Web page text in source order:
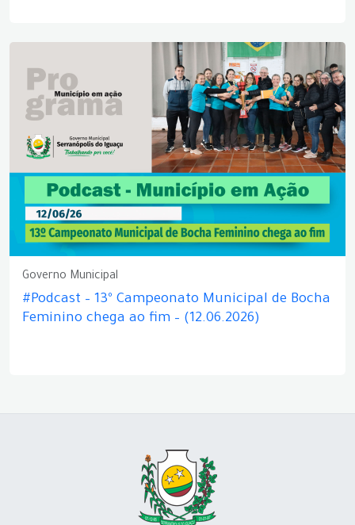
Governo Municipal
#Podcast – 13º Campeonato Municipal de Bocha
Feminino chega ao fim – (12.06.2026)